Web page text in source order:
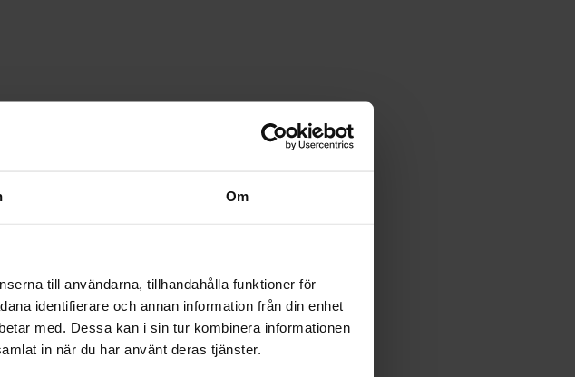
Om
till användarna, tillhandahålla funktioner för
identifierare och annan information från din enhet
med. Dessa kan i sin tur kombinera informationen
in när du har använt deras tjänster.